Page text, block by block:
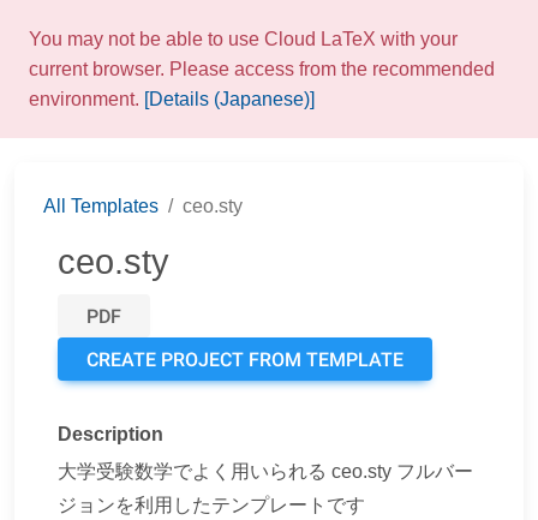
You may not be able to use Cloud LaTeX with your
current browser. Please access from the recommended
environment. [Details (Japanese)]
All Templates ceo.sty
ceo.sty
PDF
CREATE PROJECT FROM TEMPLATE
Description
大学受験数学でよく用いられる ceo.sty フルバー
ジョンを利用したテンプレートです